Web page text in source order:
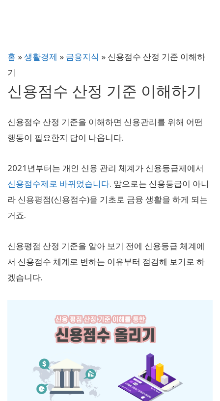
홈 »생활경제 » 금융지식 » 신용점수 산정 기준 이해하
기
신용점수 산정 기준 이해하기
신용점수 산정 기준을 이해하면 신용관리를 위해 어떤
행동이 필요한지 답이 나옵니다.
2021년부터는 개인 신용 관리 체계가 신용등급제에서
신용점수제로 바뀌었습니다. 앞으로는 신용등급이 아니
라 신용평점(신용점수)을 기초로 금융 생활을 하게 되는
거죠.
신용평점 산정 기준을 알아 보기 전에 신용등급 체계에
서 신용점수 체계로 변하는 이유부터 점검해 보기로 하
겠습니다.